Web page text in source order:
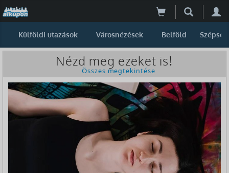
Külföldi utazások Városnézések Belföld Szépség
Nézd meg ezeket is!
Összes megtekintése
-28%